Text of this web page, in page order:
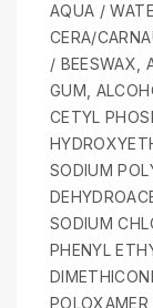
AQUA /
CERA/
/ BEESWAX,
GUM,
CETYL
SODIUM
SODIUM
PHENYL